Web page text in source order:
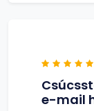
e-mail